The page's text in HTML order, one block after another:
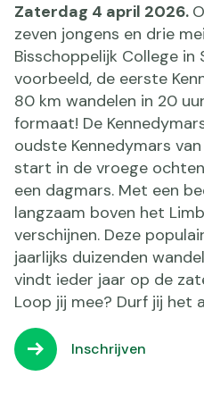
Zaterdag 4 april 2026.
zeven jongens en drie
Bisschoppelijk College
voorbeeld, de eerste
80 km wandelen in 20
formaat! De
oudste Kennedymars
start in de vroege
een dagmars. Met een
langzaam boven het
verschijnen. Deze
jaarlijks duizenden
vindt ieder jaar op de
Loop jij mee? Durf jij het
Inschrijven